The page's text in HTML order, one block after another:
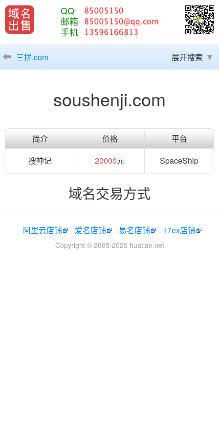
QQ
邮箱
手机
三拼.com 展开搜索
soushenji.com
简介 价格
平台
搜神记
20000元 SpaceShip
域名交易方式
阿里云店铺 爱名店铺 易名店铺 17ex店铺
Copyright © 2005-2025 huatian.net